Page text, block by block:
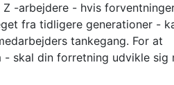
-arbejdere - hvis
fra tidligere generationer -
tankegang. For at
skal din forretning udvikle sig